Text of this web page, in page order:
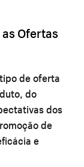
Ofertas
de oferta
do
dos
de
e